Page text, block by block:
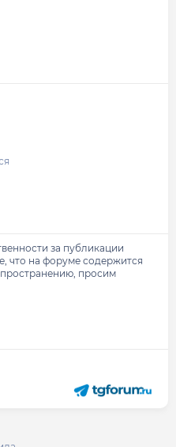
за публикации
что на форуме содержится
просим